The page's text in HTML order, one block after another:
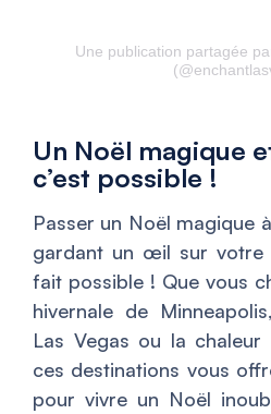
Une publication partagée
Un Noël magique
c’est possible !
Passer un Noël magique
gardant un œil sur votre
fait possible ! Que vous
hivernale de
Las Vegas ou la
ces destinations vous
pour vivre un Noël